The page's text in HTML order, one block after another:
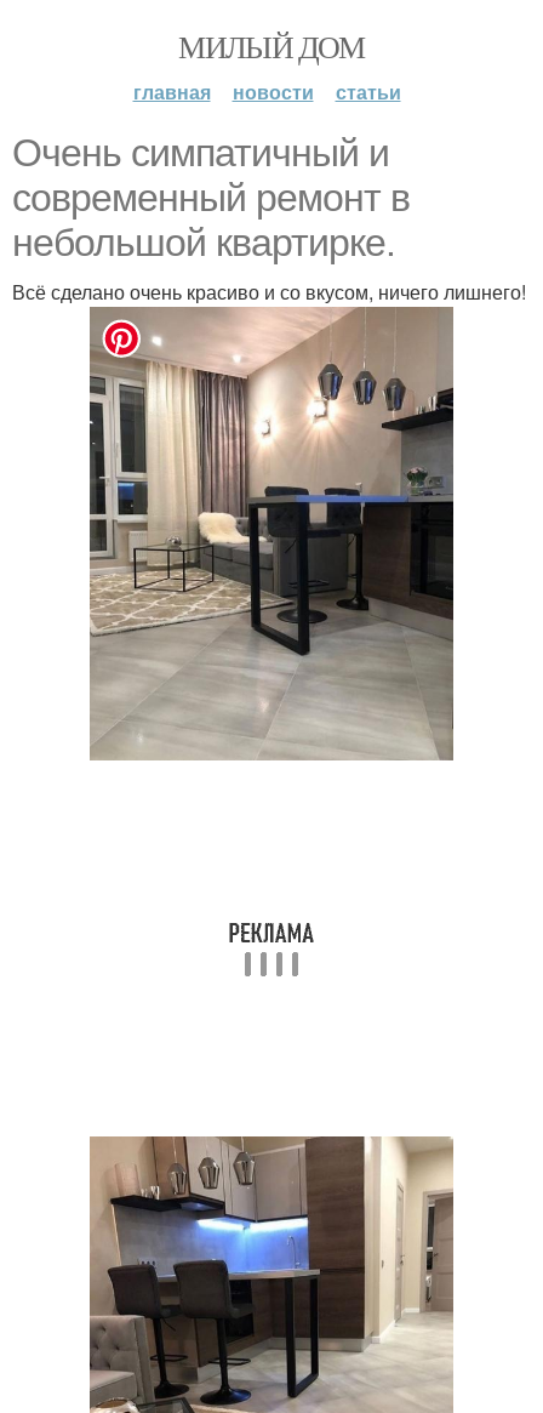
МИЛЫЙ ДОМ
главная новости статьи
Очень симпатичный и
современный ремонт в
небольшой квартирке.
Всё сделано очень красиво и со вкусом, ничего лишнего!